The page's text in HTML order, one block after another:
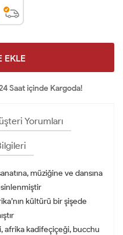
EKLE
Saat içinde Kargoda!
Yorumları
müziğine ve dansına
kültürü bir şişede
afrika kadifeçiçeği, bucchu